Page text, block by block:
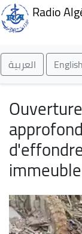
Radio
العربية English